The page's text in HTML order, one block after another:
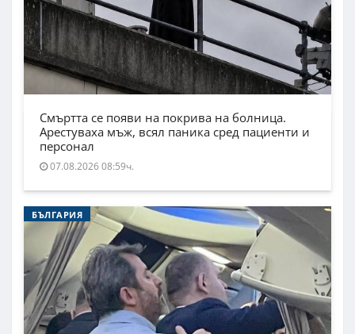
Смъртта се появи на покрива на болница.
Арестуваха мъж, всял паника сред пациенти и
персонал
07.08.2026 08:59ч.
БЪЛГАРИЯ